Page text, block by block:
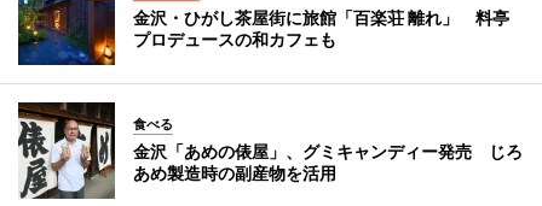
金沢・ひがし茶屋街に旅館「百楽荘 離れ」 料亭
プロデュースの和カフェも
食べる
金沢「あめの俵屋」、グミキャンディー発売 じろ
あめ製造時の副産物を活用